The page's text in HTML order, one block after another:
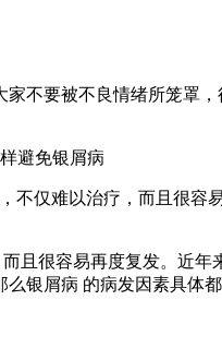
不要被不良情绪所笼罩
不仅难以治疗，而且很
且很容易再度复发。近
银屑病 的病发因素具体